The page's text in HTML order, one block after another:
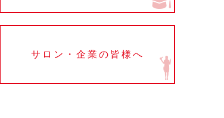
サロン・企業の皆様へ